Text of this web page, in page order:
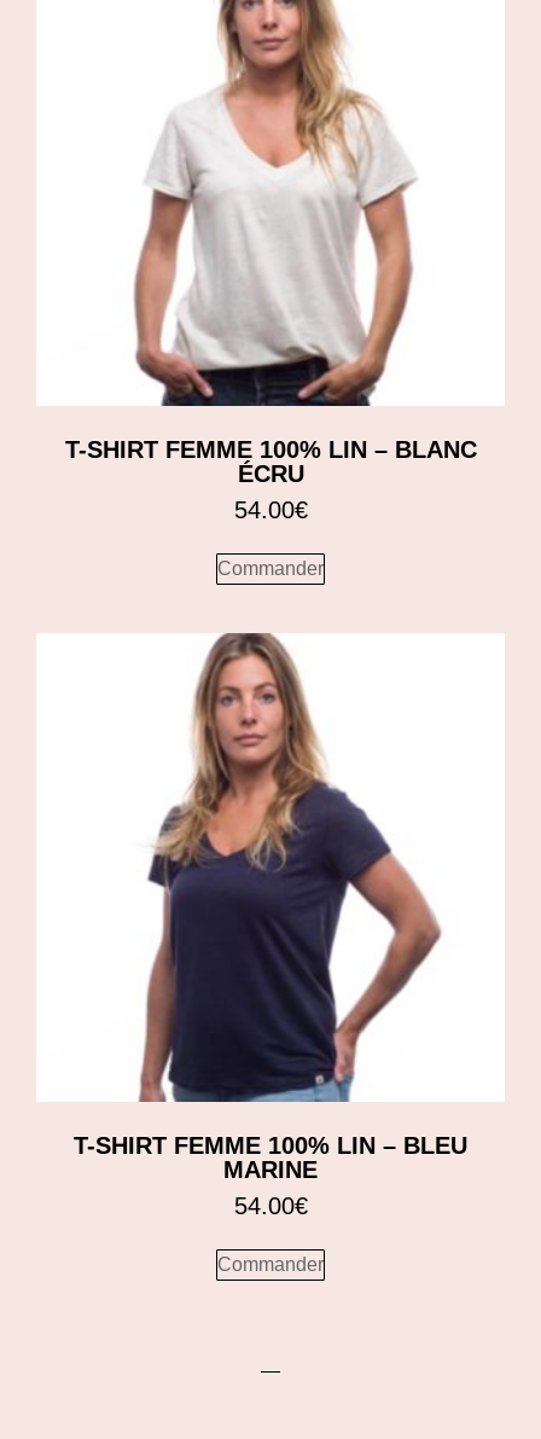
T-SHIRT FEMME 100% LIN – BLANC
ÉCRU
54.00€
Commander
T-SHIRT FEMME 100% LIN – BLEU
MARINE
54.00€
Commander